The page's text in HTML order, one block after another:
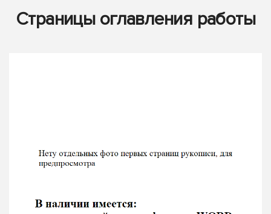
Страницы оглавления работы